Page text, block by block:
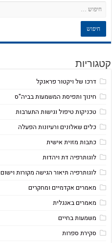
קטגוריות
דרכו של ויקטור פראנקל
חינוך ותפיסת המשמעות בביה"ס
טכניקות טיפול וגישות התערבות
כלים שאלונים ורעיונות הפעלה
כתבות מזוית אישית
לוגותרפיה דת ויהדות
לוגותרפיה תיאור הגישה מקורות וישום
מאמרים אקדמיים ומחקרים
מאמרים באנגלית
משמעות בחיים
סקירת ספרות